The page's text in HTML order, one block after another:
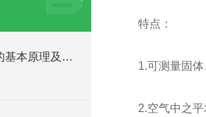
概述电动机保护器的基本原理及工作过程
特点：
1.可测量固
2.空气中之